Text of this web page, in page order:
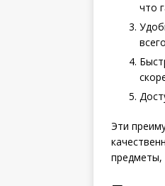
что
Эти
предметы,